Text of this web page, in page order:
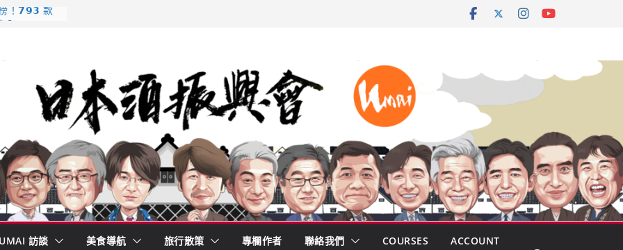
！𝟳𝟵𝟯 款
山形純米大
き上手
定一覽表
訪談 美食導航 旅行散策 專欄作者 聯絡我們 COURSES ACCOUNT